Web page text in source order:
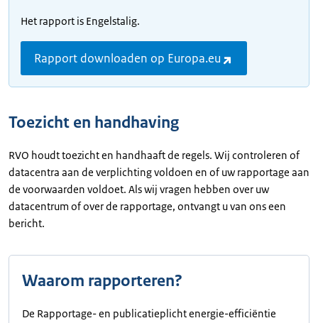
Het rapport is Engelstalig.
Rapport downloaden op Europa.eu
Toezicht en handhaving
RVO houdt toezicht en handhaaft de regels. Wij controleren of
datacentra aan de verplichting voldoen en of uw rapportage aan
de voorwaarden voldoet. Als wij vragen hebben over uw
datacentrum of over de rapportage, ontvangt u van ons een
bericht.
Waarom rapporteren?
De Rapportage- en publicatieplicht energie-efficiëntie